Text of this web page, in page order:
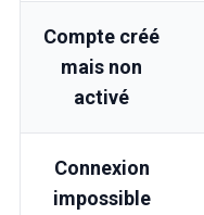
Compte créé
mais non
activé
Connexion
impossible